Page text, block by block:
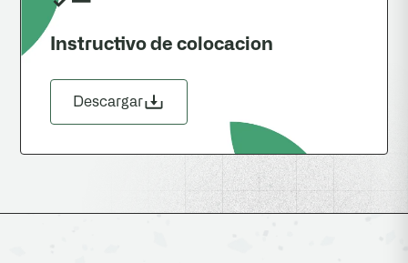
Instructivo de colocacion
Descargar